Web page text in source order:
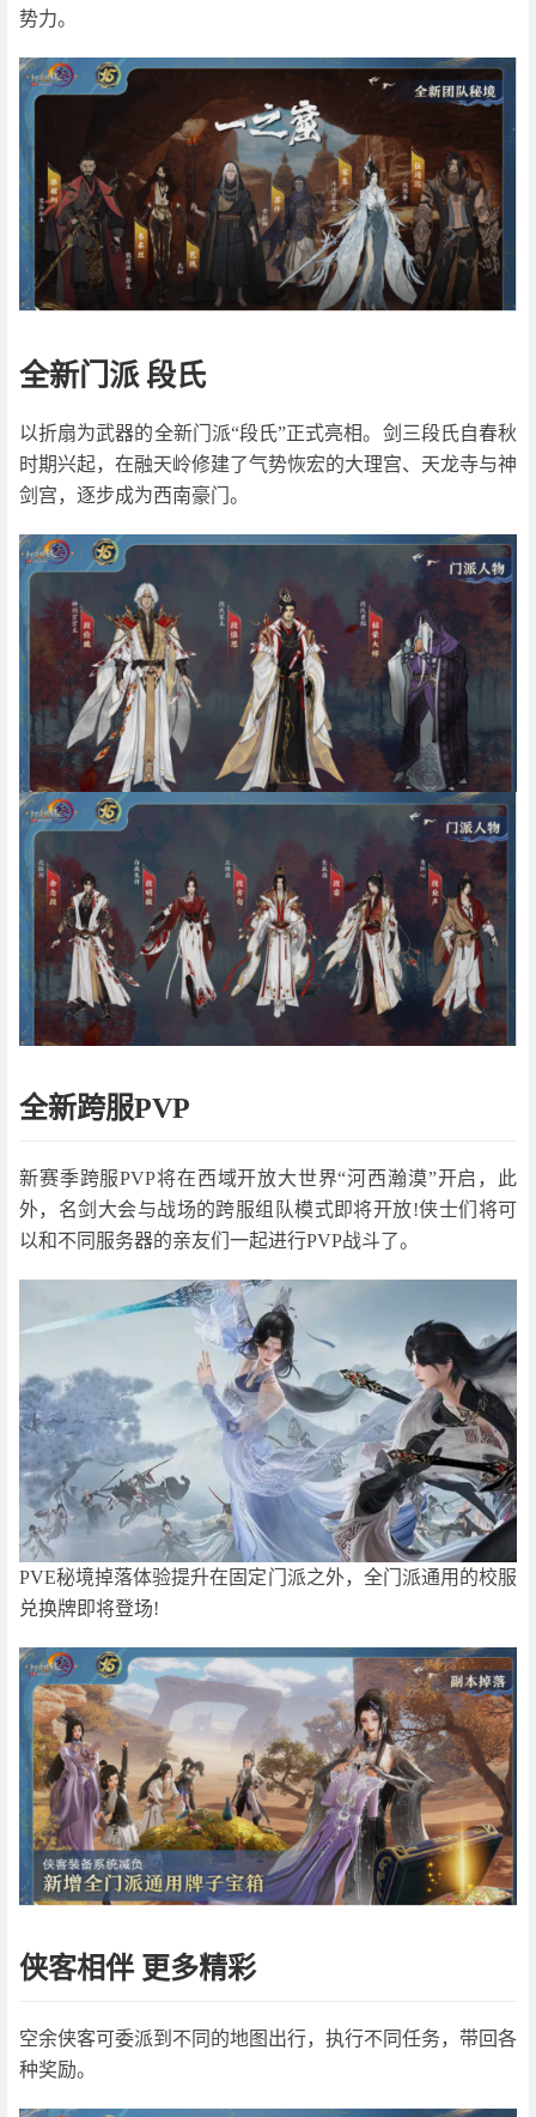
势力。
全新门派 段氏
以折扇为武器的全新门派“段氏”正式亮相。剑三段氏自春秋
时期兴起，在融天岭修建了气势恢宏的大理宫、天龙寺与神
剑宫，逐步成为西南豪门。
全新跨服PVP
新赛季跨服PVP将在西域开放大世界“河西瀚漠”开启，此
外，名剑大会与战场的跨服组队模式即将开放!侠士们将可
以和不同服务器的亲友们一起进行PVP战斗了。
PVE秘境掉落体验提升在固定门派之外，全门派通用的校服
兑换牌即将登场!
侠客相伴 更多精彩
空余侠客可委派到不同的地图出行，执行不同任务，带回各
种奖励。